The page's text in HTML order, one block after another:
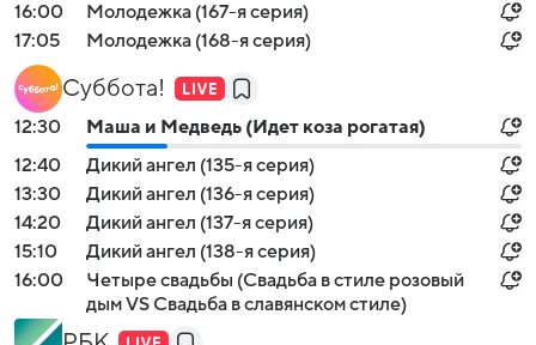
16:00
Молодежка (167-я серия)
17:05
Молодежка (168-я серия)
Суббота!
12:30
Маша и Медведь (Идет коза рогатая)
12:40
Дикий ангел (135-я серия)
13:30
Дикий ангел (136-я серия)
14:20
Дикий ангел (137-я серия)
15:10
Дикий ангел (138-я серия)
16:00
Четыре свадьбы (Свадьба в стиле розовый
дым VS Свадьба в славянском стиле)